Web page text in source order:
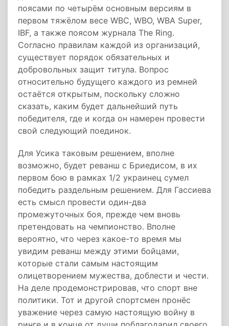
поясами по четырём основным версиям в
первом тяжёлом весе WBC, WBO, WBA Super,
IBF, а также поясом журнала The Ring.
Согласно правилам каждой из организаций,
существует порядок обязательных и
добровольных защит титула. Вопрос
относительно будущего каждого из ремней
остаётся открытым, поскольку сложно
сказать, каким будет дальнейший путь
победителя, где и когда он намерен провести
свой следующий поединок.
Для Усика таковым решением, вполне
возможно, будет реванш с Бриедисом, в их
первом бою в рамках 1/2 украинец сумел
победить раздельным решением. Для Гассиева
есть смысл провести один-два
промежуточных боя, прежде чем вновь
претендовать на чемпионство. Вполне
вероятно, что через какое-то время мы
увидим реванш между этими бойцами,
которые стали самым настоящим
олицетворением мужества, доблести и чести.
На деле продемонстрировав, что спорт вне
политики. Тот и другой спортсмен пронёс
уважение через самую настоящую войну в